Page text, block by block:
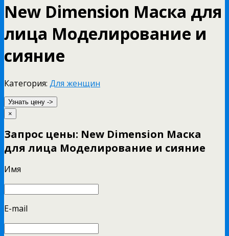
New Dimension Маска для
лица Моделирование и
сияние
Категория: Для женщин
Узнать цену ->
×
Запрос цены: New Dimension Маска
для лица Моделирование и сияние
Имя
E-mail